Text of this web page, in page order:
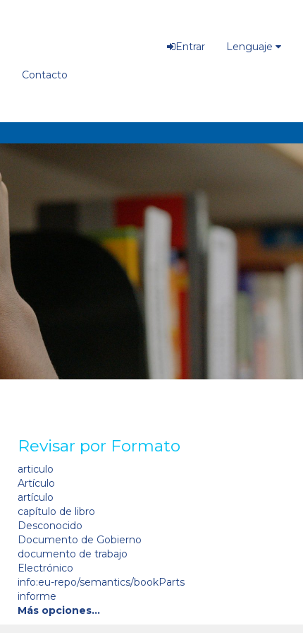
Contacto
Entrar Lenguaje
Revisar por Formato
articulo
Artículo
artículo
capítulo de libro
Desconocido
Documento de Gobierno
documento de trabajo
Electrónico
info:eu-repo/semantics/bookParts
informe
Más opciones…